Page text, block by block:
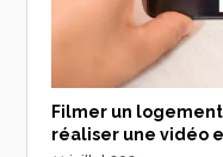
Filmer un
réaliser une vidéo